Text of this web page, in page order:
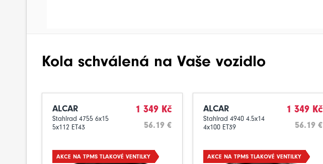
Kola schválená na Vaše vozidlo
ALCAR
Stahlrad 4755 6x15
5x112 ET43
1 349 Kč
56.19 €
AKCE NA TPMS TLAKOVÉ VENTILKY
ALCAR
Stahlrad 4940 4.5x14
4x100 ET39
1 349 Kč
56.19 €
AKCE NA TPMS TLAKOVÉ VENTILKY